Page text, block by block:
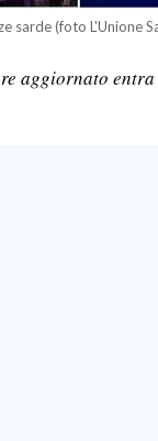
sarde (foto L'Unione
aggiornato